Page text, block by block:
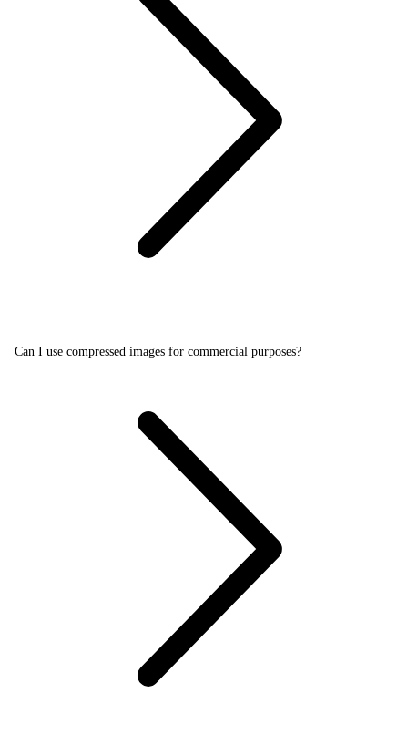
Can I use compressed images for commercial purposes?